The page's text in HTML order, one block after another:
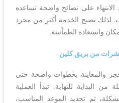
على نصائح واضحة تساعده
لذلك تصبح الخدمة أكثر من مجرد
واستعادة الطمأنينة.
من بريق كلين
والمعاينة بخطوات واضحة حتى
البداية للنهاية. تبدأ العملية
ثم تحديد الموعد المناسب،